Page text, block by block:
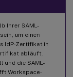
Ihrer SAML-
um einen
IdP-Zertifikat in
abläuft,
und die SAML-
Workspace-